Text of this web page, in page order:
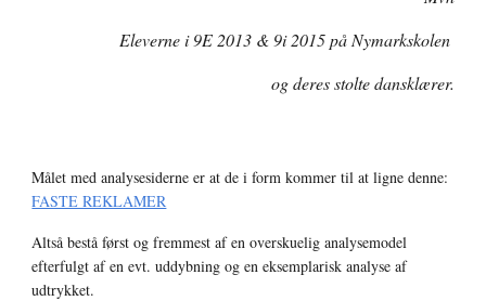
Eleverne i 9E 2013 & 9i 2015 på Nymarkskolen
og deres stolte dansklærer.
FASTE REKLAMER
Altså bestå først og fremmest af en overskuelig analysemodel
efterfulgt af en evt. uddybning og en eksemplarisk analyse af
udtrykket.